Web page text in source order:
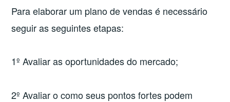
Para elaborar um plano de vendas é necessário
seguir as seguintes etapas:
1º Avaliar as oportunidades do mercado;
2º Avaliar o como seus pontos fortes podem